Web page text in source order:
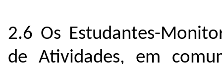
2.6 Os Estudantes-
de Atividades, em